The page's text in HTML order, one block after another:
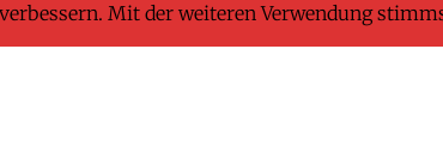
Mit der weiteren Verwendung